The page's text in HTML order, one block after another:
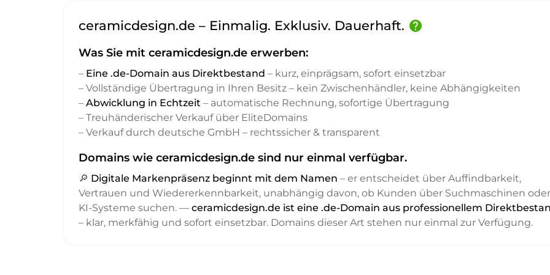
ceramicdesign.de – Einmalig. Exklusiv. Dauerhaft. help
Was Sie mit ceramicdesign.de erwerben:
– Eine .de-Domain aus Direktbestand – kurz, einprägsam, sofort einsetzbar
– Vollständige Übertragung in Ihren Besitz – kein Zwischenhändler, keine Abhängigkeiten
– Abwicklung in Echtzeit – automatische Rechnung, sofortige Übertragung
– Treuhänderischer Verkauf über EliteDomains
– Verkauf durch deutsche GmbH – rechtssicher & transparent
Domains wie ceramicdesign.de sind nur einmal verfügbar.
🔎 Digitale Markenpräsenz beginnt mit dem Namen – er entscheidet über Auffindbarkeit,
Vertrauen und Wiedererkennbarkeit, unabhängig davon, ob Kunden über Suchmaschinen oder
KI-Systeme suchen. — ceramicdesign.de ist eine .de-Domain aus professionellem
– klar, merkfähig und sofort einsetzbar. Domains dieser Art stehen nur einmal zur Verfügung.